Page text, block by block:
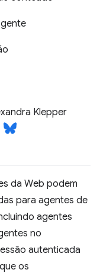
Klepper
da Web podem
para agentes de
agentes
no
autenticada
os